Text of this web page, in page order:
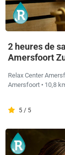
2 heures de
Amersfoort
Relax Center
Amersfoort • 10,8
5 / 5